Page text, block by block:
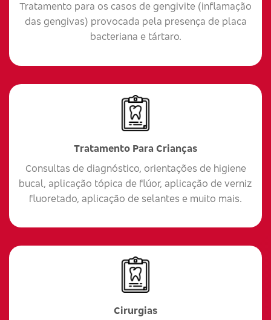
Tratamento para os casos de gengivite (inflamação
das gengivas) provocada pela presença de placa
bacteriana e tártaro.
Tratamento Para Crianças
Consultas de diagnóstico, orientações de higiene
bucal, aplicação tópica de flúor, aplicação de verniz
fluoretado, aplicação de selantes e muito mais.
Cirurgias